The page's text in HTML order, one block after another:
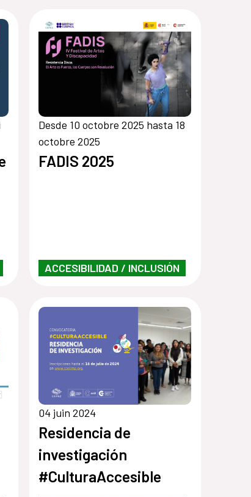
Desde 10 octobre 2025 hasta 18
octobre 2025
FADIS 2025
ACCESIBILIDAD / INCLUSIÓN
04 juin 2024
Residencia de
investigación
#CulturaAccesible